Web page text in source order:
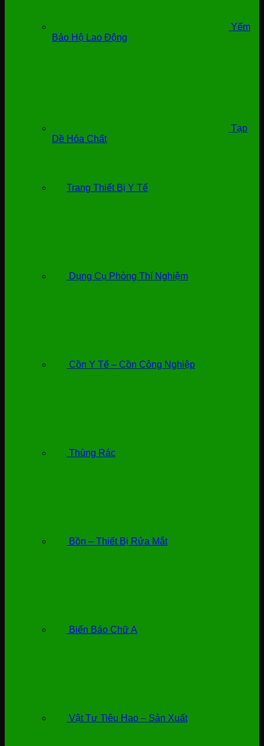
Yếm
Bảo Hộ Lao Động
Tạp
Dề Hóa Chất
Trang Thiết Bị Y Tế
Dụng Cụ Phòng Thí Nghiệm
Cồn Y Tế – Cồn Công Nghiệp
Thùng Rác
Bồn – Thiết Bị Rửa Mắt
Biển Báo Chữ A
Vật Tư Tiêu Hao – Sản Xuất